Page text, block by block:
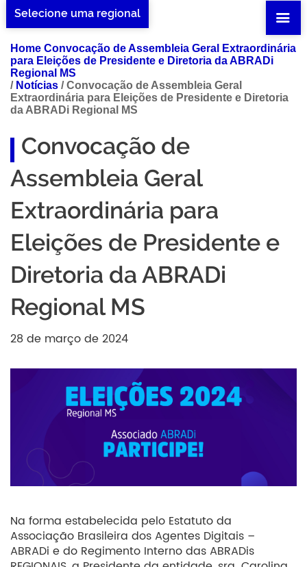
Selecione uma regional
Home Convocação de Assembleia Geral Extraordinária
para Eleições de Presidente e Diretoria da ABRADi
Regional MS
/ Notícias /Convocação de Assembleia Geral
Extraordinária para Eleições de Presidente e Diretoria
da ABRADi Regional MS
Convocação de
Assembleia Geral
Extraordinária para
Eleições de Presidente e
Diretoria da ABRADi
Regional MS
28 de março de 2024
Na forma estabelecida pelo Estatuto da
Associação Brasileira dos Agentes Digitais –
ABRADi e do Regimento Interno das ABRADis